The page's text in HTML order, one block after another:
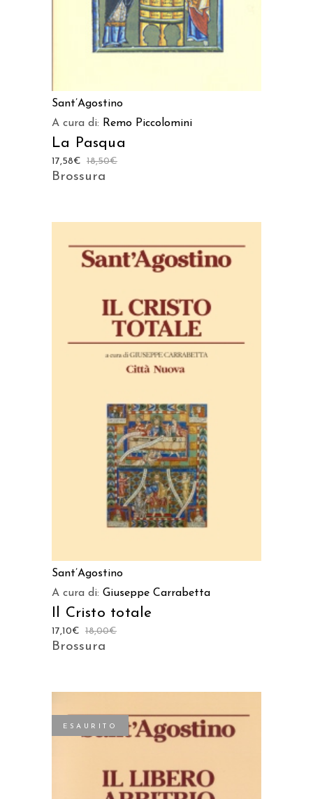
Sant’Agostino
A cura di: Remo Piccolomini
La Pasqua
18,50€
17,58€
Brossura
Sant’Agostino
A cura di: Giuseppe Carrabetta
Il Cristo totale
18,00€
17,10€
Brossura
ESAURITO